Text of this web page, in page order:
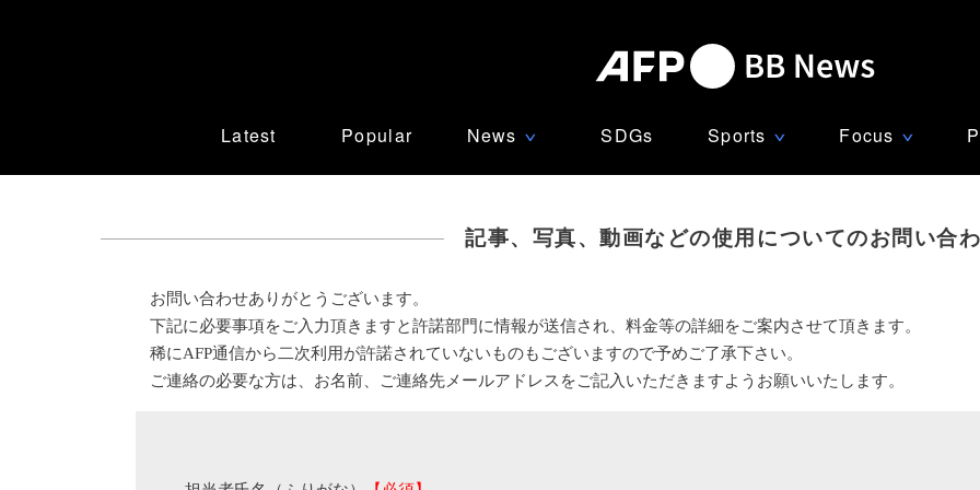
Latest Popular News ∨ SDGs Sports ∨ Focus ∨
記事、写真、動画などの使用についてのお問い合
お問い合わせありがとうございます。
下記に必要事項をご入力頂きますと許諾部門に情報が送信され、料金等の詳細をご案内させて頂きます。
稀にAFP通信から二次利用が許諾されていないものもございますので予めご了承下さい。
ご連絡の必要な方は、お名前、ご連絡先メールアドレスをご記入いただきますようお願いいたします。